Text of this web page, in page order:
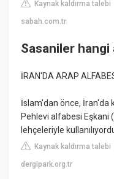
Kaynak kaldırma talebi
sabah.com.tr
Sasaniler hangi
İRAN'DA ARAP
İslam'dan önce, İran'da
Pehlevi alfabesi Eşkani
lehçeleriyle
Kaynak kaldırma talebi
dergipark.org.tr